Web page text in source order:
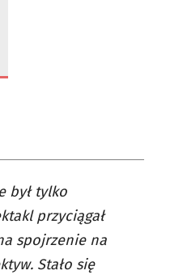
był tylko
przyciągał
spojrzenie na
Stało się